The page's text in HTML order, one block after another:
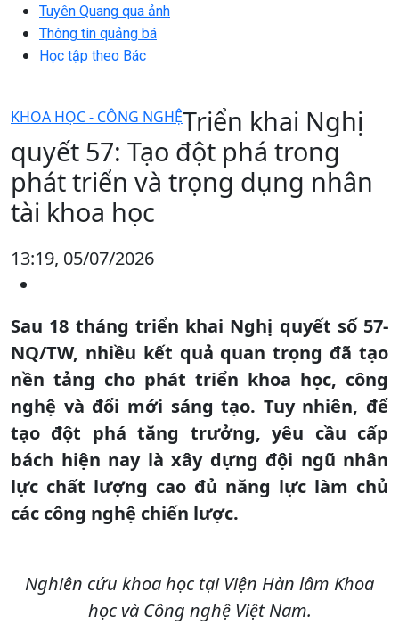
Tuyên Quang qua ảnh
Thông tin quảng bá
Học tập theo Bác
KHOA HỌC - CÔNG NGHỆTriển khai Nghị
quyết 57: Tạo đột phá trong
phát triển và trọng dụng nhân
tài khoa học
13:19, 05/07/2026
Sau 18 tháng triển khai Nghị quyết số 57-
NQ/TW, nhiều kết quả quan trọng đã tạo
nền tảng cho phát triển khoa học, công
nghệ và đổi mới sáng tạo. Tuy nhiên, để
tạo đột phá tăng trưởng, yêu cầu cấp
bách hiện nay là xây dựng đội ngũ nhân
lực chất lượng cao đủ năng lực làm chủ
các công nghệ chiến lược.
Nghiên cứu khoa học tại Viện Hàn lâm Khoa
học và Công nghệ Việt Nam.